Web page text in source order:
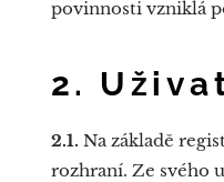
povinnosti vzniklá
2.
2.1. Na základě
rozhraní. Ze svého